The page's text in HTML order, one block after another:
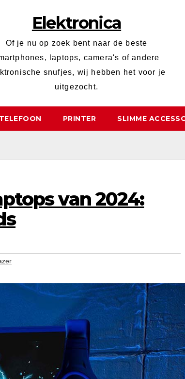
Elektronica
Of je nu op zoek bent naar de beste
laptops, camera's of andere
snufjes, wij hebben het voor je
uitgezocht.
PRINTER SLIMME
van 2024: